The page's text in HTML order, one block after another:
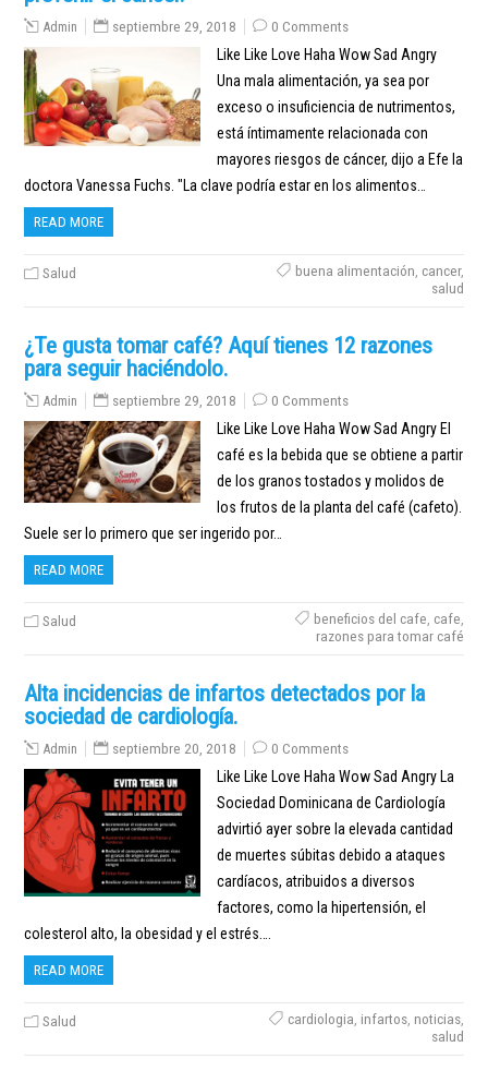
Admin septiembre 29, 2018 0 Comments
Like Like Love Haha Wow Sad Angry
Una mala alimentación, ya sea por
exceso o insuficiencia de nutrimentos,
está íntimamente relacionada con
mayores riesgos de cáncer, dijo a Efe la
doctora Vanessa Fuchs. "La clave podría estar en los alimentos…
READ MORE
Salud buena alimentación, cancer,
salud
¿Te gusta tomar café? Aquí tienes 12 razones
para seguir haciéndolo.
Admin septiembre 29, 2018 0 Comments
Like Like Love Haha Wow Sad Angry El
café es la bebida que se obtiene a partir
de los granos tostados y molidos de
los frutos de la planta del café (cafeto).
Suele ser lo primero que ser ingerido por…
READ MORE
Salud beneficios del cafe, cafe,
razones para tomar café
Alta incidencias de infartos detectados por la
sociedad de cardiología.
Admin septiembre 20, 2018 0 Comments
Like Like Love Haha Wow Sad Angry La
Sociedad Dominicana de Cardiología
advirtió ayer sobre la elevada cantidad
de muertes súbitas debido a ataques
cardíacos, atribuidos a diversos
factores, como la hipertensión, el
colesterol alto, la obesidad y el estrés….
READ MORE
Salud cardiologia, infartos, noticias,
salud